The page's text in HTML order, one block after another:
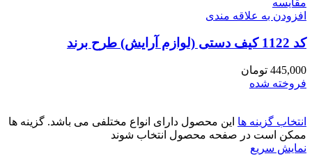
افزودن به علاقه مندی
کد 1122 کیف دستی (لوازم آرایش) طرح برند
445,000 تومان
فروخته شده
انتخاب گزینه ها این محصول دارای انواع مختلفی می باشد. گزینه ها
ممکن است در صفحه محصول انتخاب شوند
نمایش سریع